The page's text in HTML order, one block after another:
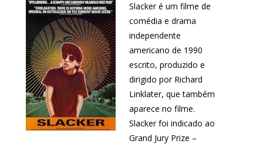
Slacker é um filme de
comédia e drama
independente
americano de 1990
escrito, produzido e
dirigido por Richard
Linklater, que também
aparece no filme.
Slacker foi indicado ao
Grand Jury Prize –